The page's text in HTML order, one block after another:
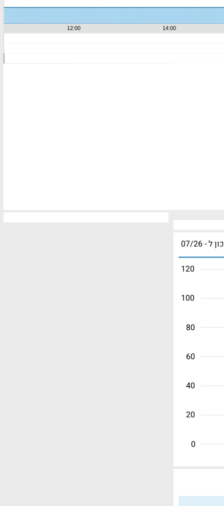
ל - 07/26
0
20
40
60
80
100
120